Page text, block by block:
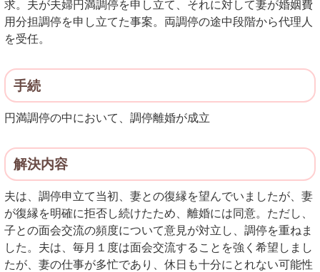
求。夫が夫婦円満調停を申し立て、それに対して妻が婚姻費
用分担調停を申し立てた事案。両調停の途中段階から代理人
を受任。
手続
円満調停の中において、調停離婚が成立
解決内容
夫は、調停申立て当初、妻との復縁を望んでいましたが、妻
が復縁を明確に拒否し続けたため、離婚には同意。ただし、
子との面会交流の頻度について意見が対立し、調停を重ねま
した。夫は、毎月１度は面会交流することを強く希望しまし
たが、妻の仕事が多忙であり、休日も十分にとれない可能性